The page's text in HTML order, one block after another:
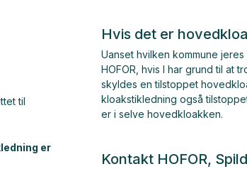
Hvis det er
Uanset hvilken kommune
HOFOR, hvis I har grund til at
skyldes en tilstoppet
kloakstikledning også
er i selve hovedkloakken.
Kontakt HOFOR,
til
er